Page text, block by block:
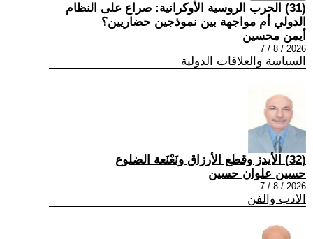
(31) الحرب الروسية الأوكرانية: صراع على النظام
الدولي أم مواجهة بين نموذجين حضاريين؟
أيمن محسين
2026 / 8 / 7
السياسة والعلاقات الدولية
(32) الأيدز وقطع الأرزاق ونَعْنَعة الضلوع
حسين علوان حسين
2026 / 8 / 7
الادب والفن